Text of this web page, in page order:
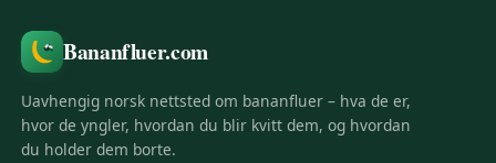
Bananfluer.com
Uavhengig norsk nettsted om bananfluer – hva de er,
hvor de yngler, hvordan du blir kvitt dem, og hvordan
du holder dem borte.